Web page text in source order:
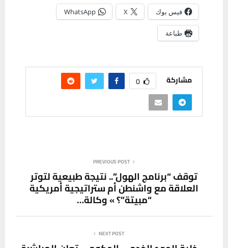
فيس بوك X
WhatsApp
طباعة
مشاركة 0
PREVIOUS POST
توقف “برنامج الهول”.. نتيجة طبيعية لتوتر
العلاقة مع واشنطن أم ستراتيجية أمريكية
“مبيتة”؟ » وكالة…
NEXT POST